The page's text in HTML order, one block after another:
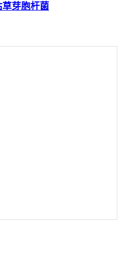
草芽胞杆菌